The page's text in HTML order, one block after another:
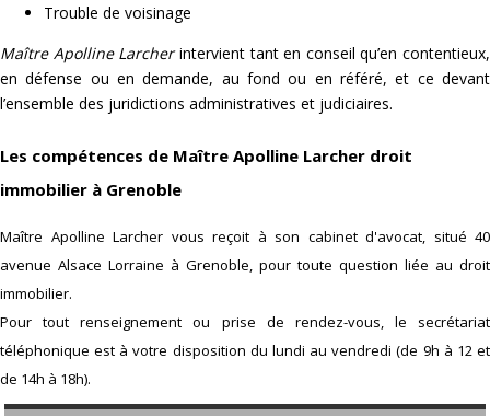
Trouble de voisinage
Maître Apolline Larcherintervient tant en conseil qu’en contentieux,
en défense ou en demande, au fond ou en référé, et ce devant
l’ensemble des juridictions administratives et judiciaires.
Les compétences de Maître Apolline Larcher droit
immobilier à Grenoble
Maître Apolline Larcher vous reçoit à son cabinet d'avocat, situé 40
avenue Alsace Lorraine à Grenoble, pour toute question liée au droit
immobilier.
Pour tout renseignement ou prise de rendez-vous, le secrétariat
téléphonique est à votre disposition du lundi au vendredi (de 9h à 12 et
de 14h à 18h).